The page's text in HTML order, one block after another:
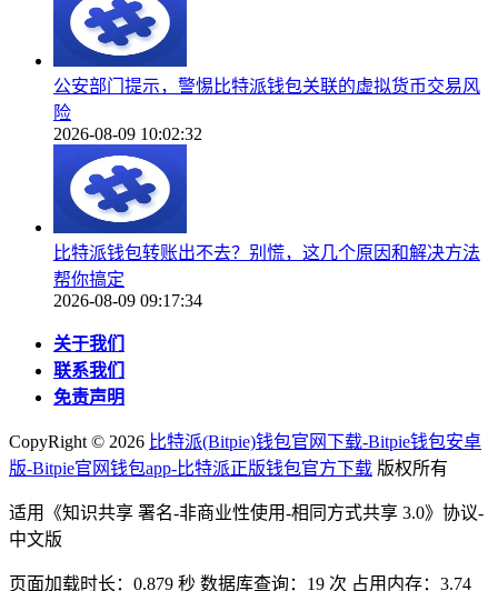
公安部门提示，警惕比特派钱包关联的虚拟货币交易风
险
2026-08-09 10:02:32
比特派钱包转账出不去？别慌，这几个原因和解决方法
帮你搞定
2026-08-09 09:17:34
关于我们
联系我们
免责声明
CopyRight © 2026 比特派(Bitpie)钱包官网下载-Bitpie钱包安卓
版-Bitpie官网钱包app-比特派正版钱包官方下载 版权所有
适用《知识共享 署名-非商业性使用-相同方式共享 3.0》协议-
中文版
页面加载时长：0.879 秒 数据库查询：19 次 占用内存：3.74